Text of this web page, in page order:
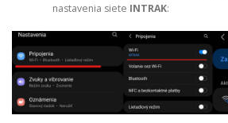
POSILŇOVŇA REZERVAČNÝ SYSTÉM
nastavenia siete INTRAK: